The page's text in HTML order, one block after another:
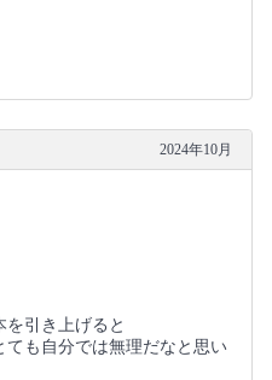
2024年10月
引き上げると
も自分では無理だなと思い